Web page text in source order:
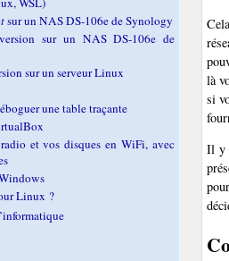
là
si
Il y
sur un NAS DS-106e de Synology
sur un NAS DS-106e de
sur un serveur Linux
une table traçante
et vos disques en WiFi, avec
Linux ?